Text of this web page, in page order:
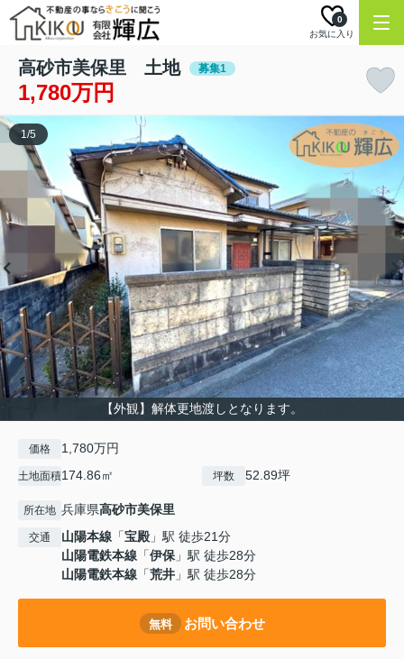
お気に入り
0
高砂市美保里 土地 募集1
1,780万円
【外観】解体更地渡しとなります。
1/5
価格 1,780万円
土地面積174.86㎡ 坪数 52.89坪
所在地 兵庫県高砂市美保里
交通 山陽本線 「宝殿 」駅 徒歩21分
山陽電鉄本線 「伊保」駅 徒歩28分
山陽電鉄本線 「荒井 」駅 徒歩28分
無料 お問い合わせ